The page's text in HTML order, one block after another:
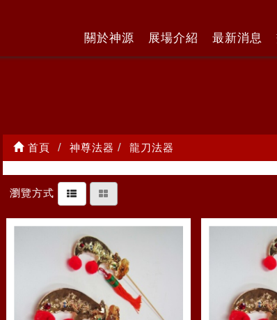
關於神源 展場介紹 最新消息
首頁 神尊法器 龍刀法器
瀏覽方式